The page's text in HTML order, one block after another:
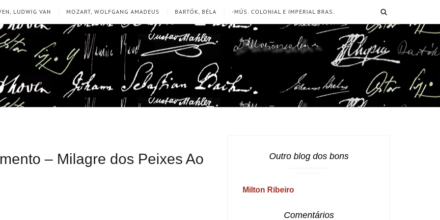
LUDWIG VAN MOZART, WOLFGANG AMADEUS BARTÓK, BÉLA -MÚS. COLONIAL E IMPERIAL BRAS.
– Milagre dos Peixes Ao
Outro blog dos bons
Milton Ribeiro
Comentários